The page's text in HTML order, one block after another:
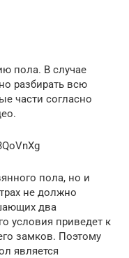
пола. В случае
разбирать всю
части согласно
пола, но и
не должно
два
условия приведет к
замков. Поэтому
является